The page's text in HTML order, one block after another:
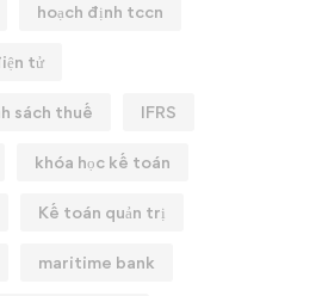
hoạch định tccn
tử
sách thuế IFRS
khóa học kế toán
Kế toán quản trị
maritime bank